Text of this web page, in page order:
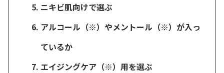
ニキビ肌向けで選ぶ
アルコール（※）やメントール（※）が入っ
ているか
エイジングケア（※）用を選ぶ